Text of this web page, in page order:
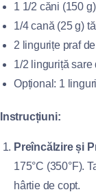
1 1/2 căni (150
1/4 cană (25 g)
2 lingurițe praf
1/2 linguriță sare
Opțional: 1
Instrucțiuni:
Preîncălzire și
175°C (350°F).
hârtie de copt.